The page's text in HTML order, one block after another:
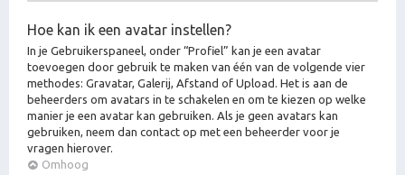
Hoe kan ik een avatar instellen?
In je Gebruikerspaneel, onder “Profiel” kan je een avatar
toevoegen door gebruik te maken van één van de volgende vier
methodes: Gravatar, Galerij, Afstand of Upload. Het is aan de
beheerders om avatars in te schakelen en om te kiezen op welke
manier je een avatar kan gebruiken. Als je geen avatars kan
gebruiken, neem dan contact op met een beheerder voor je
vragen hierover.
Omhoog